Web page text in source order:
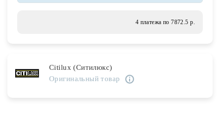
Акции
4 платежа по 7872.5 р.
Citilux (Ситилюкс)
Оригинальный товар